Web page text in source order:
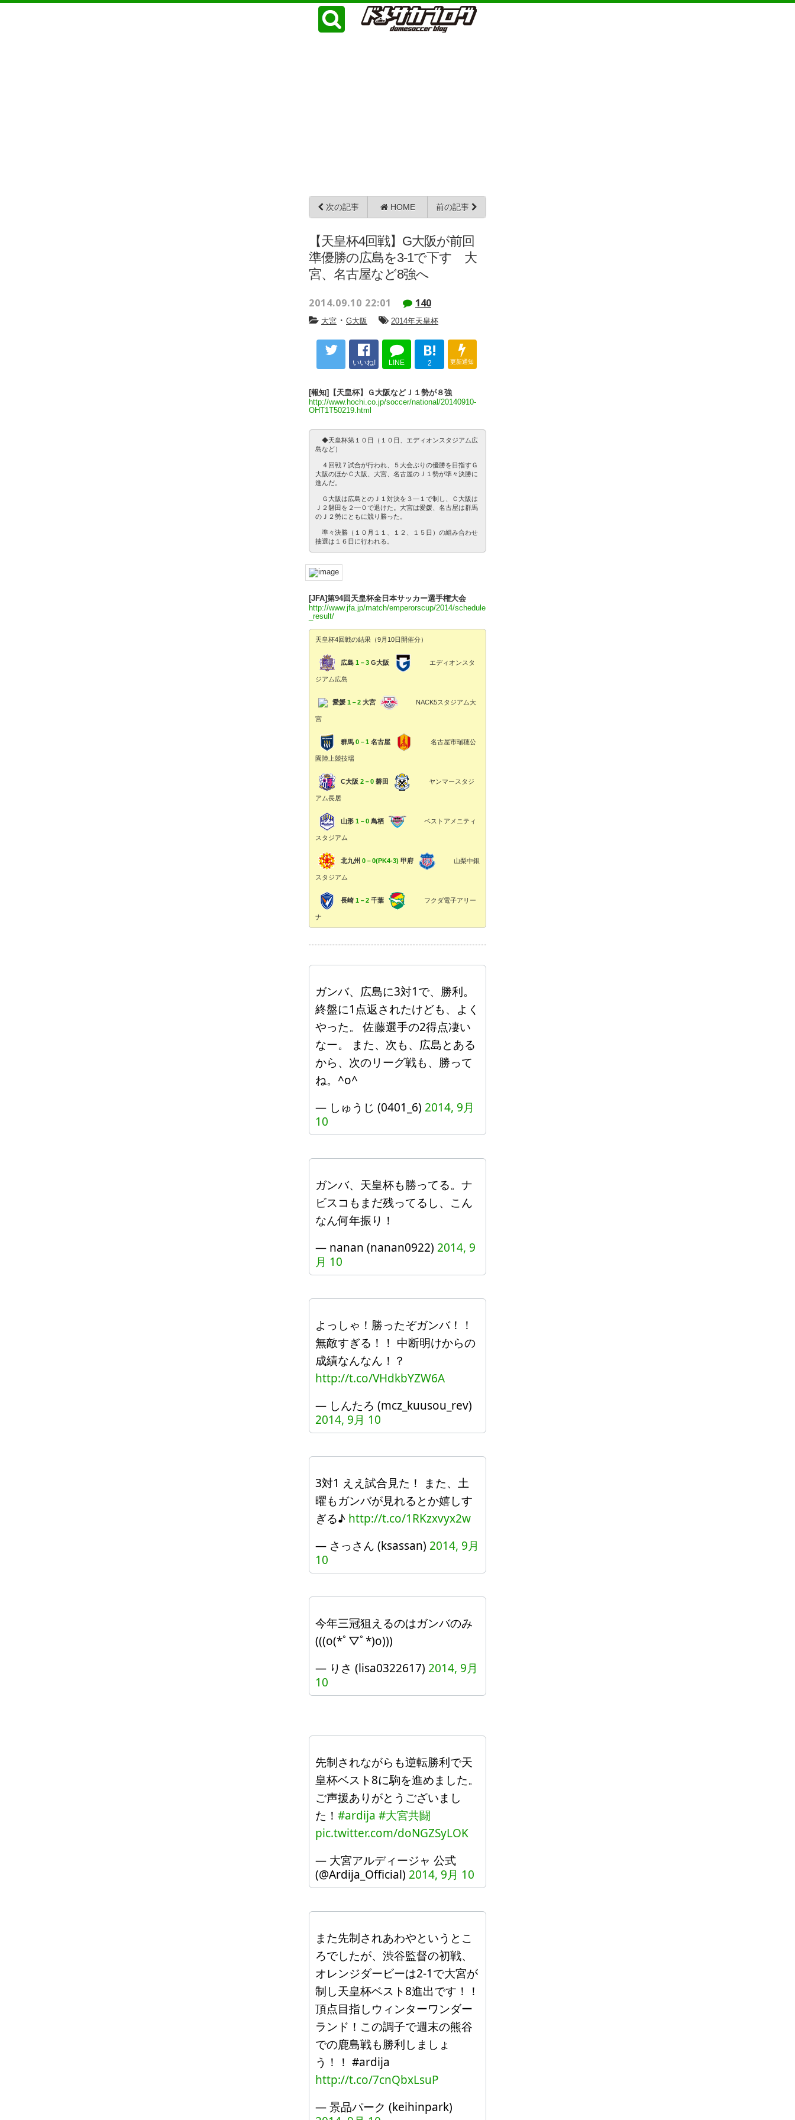
次の記事 HOME 前の記事
【天皇杯4回戦】G大阪が前回
準優勝の広島を3-1で下す 大
宮、名古屋など8強へ
2014.09.10 22:01 140
大宮 ・ G大阪 2014年天皇杯
いいね! LINE
B!
2 更新通知
[報知]【天皇杯】Ｇ大阪などＪ１勢が８強
http://www.hochi.co.jp/soccer/national/20140910-
OHT1T50219.html
◆天皇杯第１０日（１０日、エディオンスタジアム広
島など）
４回戦７試合が行われ、５大会ぶりの優勝を目指すＧ
大阪のほかＣ大阪、大宮、名古屋のＪ１勢が準々決勝に
進んだ。
Ｇ大阪は広島とのＪ１対決を３―１で制し、Ｃ大阪は
Ｊ２磐田を２―０で退けた。大宮は愛媛、名古屋は群馬
のＪ２勢にともに競り勝った。
準々決勝（１０月１１、１２、１５日）の組み合わせ
抽選は１６日に行われる。
[JFA]第94回天皇杯全日本サッカー選手権大会
http://www.jfa.jp/match/emperorscup/2014/schedule
_result/
天皇杯4回戦の結果（9月10日開催分）
広島 1－3 G大阪 エディオンスタ
ジアム広島
愛媛 1－2 大宮 NACK5スタジアム大
宮
群馬 0－1 名古屋 名古屋市瑞穂公
園陸上競技場
C大阪 2－0 磐田 ヤンマースタジ
アム長居
山形 1－0 鳥栖 ベストアメニティ
スタジアム
北九州 0－0(PK4-3) 甲府 山梨中銀
スタジアム
長崎 1－2 千葉 フクダ電子アリー
ナ
ガンバ、広島に3対1で、勝利。
終盤に1点返されたけども、よく
やった。 佐藤選手の2得点凄い
なー。 また、次も、広島とある
から、次のリーグ戦も、勝って
ね。^o^
— しゅうじ (0401_6) 2014, 9月
10
ガンバ、天皇杯も勝ってる。ナ
ビスコもまだ残ってるし、こん
なん何年振り！
— nanan (nanan0922) 2014, 9
月 10
よっしゃ！勝ったぞガンバ！！
無敵すぎる！！ 中断明けからの
成績なんなん！？
http://t.co/VHdkbYZW6A
— しんたろ (mcz_kuusou_rev)
2014, 9月 10
3対1 ええ試合見た！ また、土
曜もガンバが見れるとか嬉しす
ぎる♪ http://t.co/1RKzxvyx2w
— さっさん (ksassan) 2014, 9月
10
今年三冠狙えるのはガンバのみ
(((o(*ﾟ▽ﾟ*)o)))
— りさ (lisa0322617) 2014, 9月
10
先制されながらも逆転勝利で天
皇杯ベスト8に駒を進めました。
ご声援ありがとうございまし
た！ #ardija #大宮共闘
pic.twitter.com/doNGZSyLOK
— 大宮アルディージャ 公式
(@Ardija_Official) 2014, 9月 10
また先制されあわやというとこ
ろでしたが、渋谷監督の初戦、
オレンジダービーは2-1で大宮が
制し天皇杯ベスト8進出です！！
頂点目指しウィンターワンダー
ランド！この調子で週末の熊谷
での鹿島戦も勝利しましょ
う！！ #ardija
http://t.co/7cnQbxLsuP
— 景品パーク (keihinpark)